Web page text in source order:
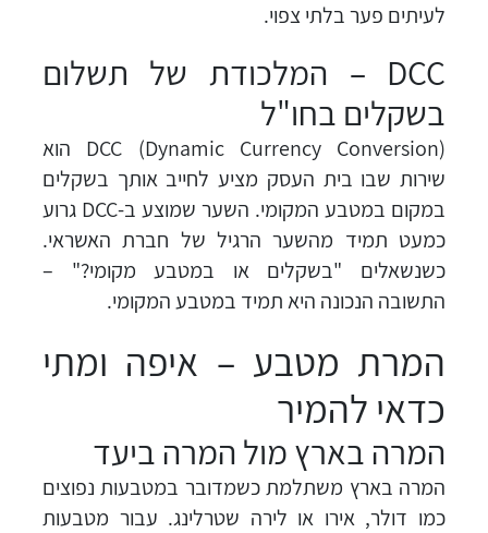
לעיתים פער בלתי צפוי.
DCC – המלכודת של תשלום
בשקלים בחו"ל
DCC (Dynamic Currency Conversion) הוא
שירות שבו בית העסק מציע לחייב אותך בשקלים
במקום במטבע המקומי. השער שמוצע ב-DCC גרוע
כמעט תמיד מהשער הרגיל של חברת האשראי.
כשנשאלים "בשקלים או במטבע מקומי?" –
התשובה הנכונה היא תמיד במטבע המקומי.
המרת מטבע – איפה ומתי
כדאי להמיר
המרה בארץ מול המרה ביעד
המרה בארץ משתלמת כשמדובר במטבעות נפוצים
כמו דולר, אירו או לירה שטרלינג. עבור מטבעות